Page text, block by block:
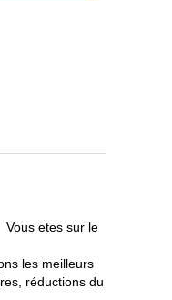
Vous etes sur le
les meilleurs
réductions du